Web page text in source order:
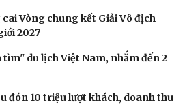
Vòng chung kết Giải Vô địch
2027
tìm" du lịch Việt Nam, nhắm đến 2
đón 10 triệu lượt khách, doanh thu